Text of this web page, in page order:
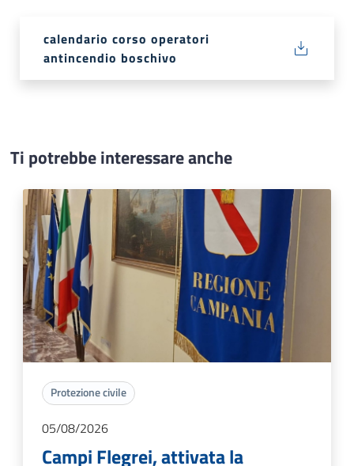
calendario corso operatori
antincendio boschivo
Ti potrebbe interessare anche
Protezione civile
05/08/2026
Campi Flegrei, attivata la